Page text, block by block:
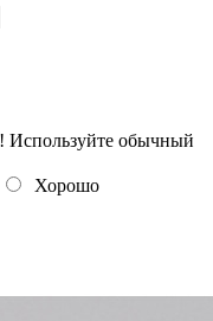
Используйте обычный
Хорошо